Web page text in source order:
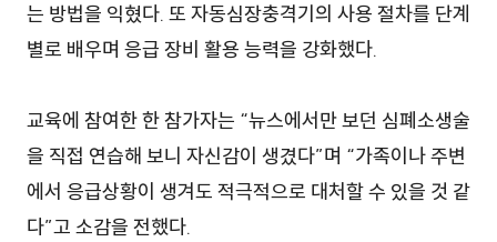
는 방법을 익혔다. 또 자동심장충격기의 사용 절차를 단계
별로 배우며 응급 장비 활용 능력을 강화했다.
교육에 참여한 한 참가자는 “뉴스에서만 보던 심폐소생술
을 직접 연습해 보니 자신감이 생겼다”며 “가족이나 주변
에서 응급상황이 생겨도 적극적으로 대처할 수 있을 것 같
다”고 소감을 전했다.